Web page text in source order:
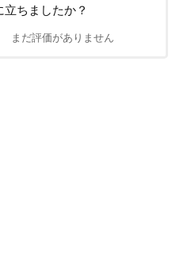
ちましたか？
まだ評価がありません